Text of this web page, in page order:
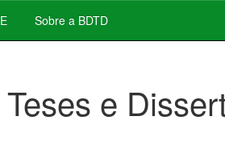
Sobre a BDTD
e